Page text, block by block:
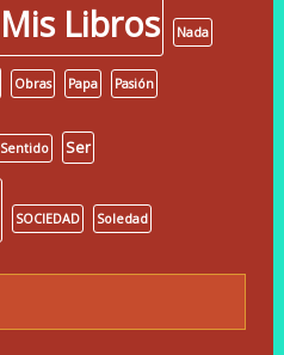
Mis Libros Nada
Obras Papa Pasión
Sentido Ser
SOCIEDAD Soledad